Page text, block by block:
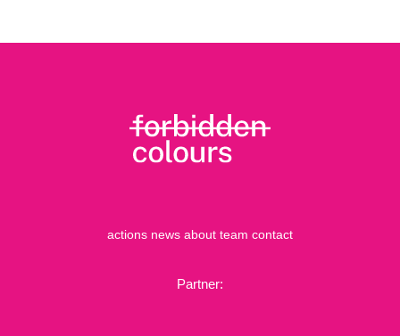
actions news about team contact
Partner: